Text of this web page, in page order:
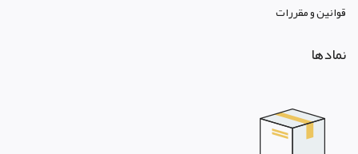
قوانين و مقررات
نمادها